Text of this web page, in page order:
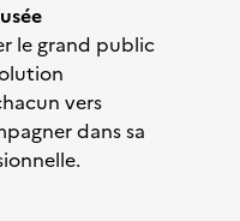
le grand public
vers
dans sa